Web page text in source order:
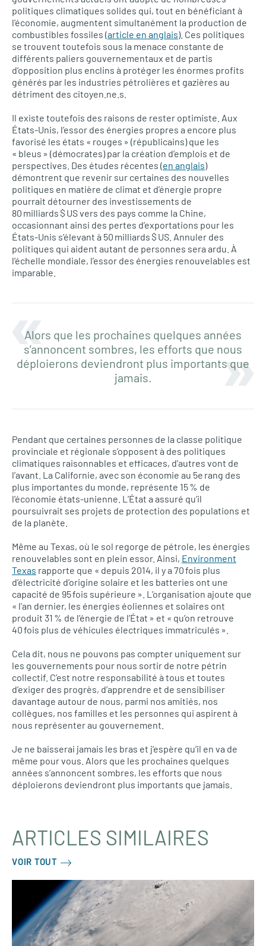
politiques climatiques solides qui, tout en bénéficiant à
l’économie, augmentent simultanément la production de
combustibles fossiles (article en anglais). Ces politiques
se trouvent toutefois sous la menace constante de
différents paliers gouvernementaux et de partis
d’opposition plus enclins à protéger les énormes profits
générés par les industries pétrolières et gazières au
détriment des citoyen.ne.s.
Il existe toutefois des raisons de rester optimiste. Aux
États-Unis, l’essor des énergies propres a encore plus
favorisé les états « rouges » (républicains) que les
« bleus » (démocrates) par la création d’emplois et de
perspectives. Des études récentes (en anglais)
démontrent que revenir sur certaines des nouvelles
politiques en matière de climat et d’énergie propre
pourrait détourner des investissements de
80 milliards $ US vers des pays comme la Chine,
occasionnant ainsi des pertes d’exportations pour les
États-Unis s’élevant à 50 milliards $ US. Annuler des
politiques qui aident autant de personnes sera ardu. À
l’échelle mondiale, l’essor des énergies renouvelables est
imparable.
Alors que les prochaines quelques années
s’annoncent sombres, les efforts que nous
déploierons deviendront plus importants que
jamais.
Pendant que certaines personnes de la classe politique
provinciale et régionale s’opposent à des politiques
climatiques raisonnables et efficaces, d’autres vont de
l’avant. La Californie, avec son économie au 5e rang des
plus importantes du monde, représente 15 % de
l’économie états-unienne. L’État a assuré qu’il
poursuivrait ses projets de protection des populations et
de la planète.
Même au Texas, où le sol regorge de pétrole, les énergies
renouvelables sont en plein essor. Ainsi, Environment
Texas rapporte que « depuis 2014, il y a 70 fois plus
d’électricité d’origine solaire et les batteries ont une
capacité de 95 fois supérieure ». L’organisation ajoute que
« l’an dernier, les énergies éoliennes et solaires ont
produit 31 % de l’énergie de l’État » et « qu’on retrouve
40 fois plus de véhicules électriques immatriculés ».
Cela dit, nous ne pouvons pas compter uniquement sur
les gouvernements pour nous sortir de notre pétrin
collectif. C’est notre responsabilité à tous et toutes
d’exiger des progrès, d’apprendre et de sensibiliser
davantage autour de nous, parmi nos amitiés, nos
collègues, nos familles et les personnes qui aspirent à
nous représenter au gouvernement.
Je ne baisserai jamais les bras et j’espère qu’il en va de
même pour vous. Alors que les prochaines quelques
années s’annoncent sombres, les efforts que nous
déploierons deviendront plus importants que jamais.
ARTICLES SIMILAIRES
VOIR TOUT